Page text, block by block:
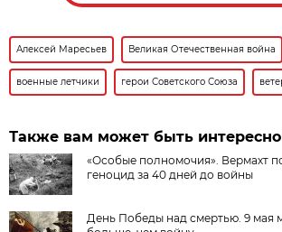
Алексей Маресьев Великая Отечественная война
военные летчики герои Советского Союза
Также вам может быть интересно
«Особые полномочия». Вермахт
геноцид за 40 дней до войны
День Победы над смертью. 9 мая